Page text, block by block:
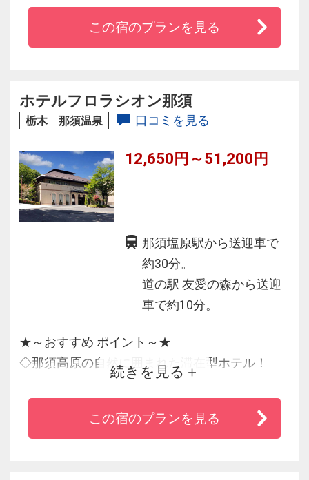
◇約90種類以上の豊富なメニューのバイキング
◇ウェルカムベビーの宿！お子様のお泊りデビ
ューに最適！
この宿のプランを見る
ホテルフロラシオン那須
栃木 那須温泉 口コミを見る
12,650円～51,200円
那須塩原駅から送迎車で
約30分。
道の駅 友愛の森から送迎
車で約10分。
★～おすすめ ポイント～★
◇那須高原の自然に囲まれた滞在型ホテル！
◇美肌に効果的なpH8.0弱アルカリ性の温泉！
◇ヨーロピアンクラシックの高原リゾートなら
ではの広々とした客室
続きを見る
この宿のプランを見る